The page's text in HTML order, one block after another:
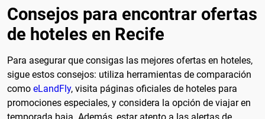
Consejos para encontrar ofertas
de hoteles en Recife
Para asegurar que consigas las mejores ofertas en hoteles,
sigue estos consejos: utiliza herramientas de comparación
como eLandFly, visita páginas oficiales de hoteles para
promociones especiales, y considera la opción de viajar en